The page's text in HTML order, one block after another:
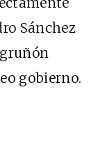
Sánchez
gobierno.